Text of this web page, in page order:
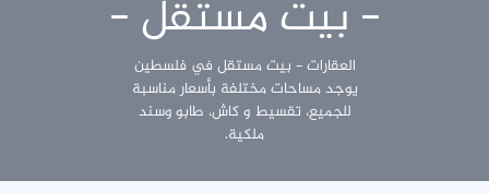
- بيت مستقل -
العقارات - بيت مستقل في فلسطين
يوجد مساحات مختلفة بأسعار مناسبة
للجميع، تقسيط و كاش، طابو وسند
ملكية.